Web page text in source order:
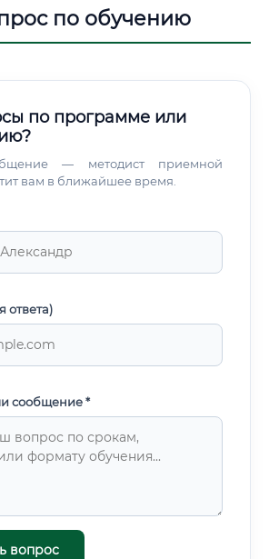
по обучению
по программе или
— методист приемной
вам в ближайшее время.
ответа)
сообщение *
вопрос